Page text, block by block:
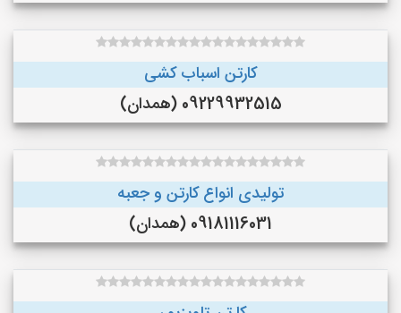
کارتن اسباب کشی
09229932515 (همدان)
تولیدی انواع کارتن و جعبه
09181116031 (همدان)